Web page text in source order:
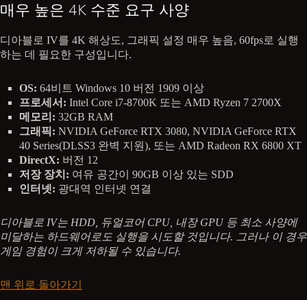
매우 높은 4K 수준 요구 사양
디아블로 IV를 4K 해상도, 그래픽 설정 매우 높음, 60fps로 실행
하는 데 필요한 구성입니다.
OS: 64비트 Windows 10 버전 1909 이상
프로세서: Intel Core i7-8700K 또는 AMD Ryzen 7 2700X
메모리: 32GB RAM
그래픽: NVIDIA GeForce RTX 3080, NVIDIA GeForce RTX
40 Series(DLSS3 완벽 지원), 또는 AMD Radeon RX 6800 XT
DirectX: 버전 12
저장 장치: 여유 공간이 90GB 이상 있는 SDD
인터넷: 광대역 인터넷 연결
디아블로 IV는 HDD, 듀얼코어 CPU, 내장 GPU 등 최소 사양에
미달하는 하드웨어로도 실행을 시도할 것입니다. 그러나 이 경우
게임 경험이 크게 저하될 수 있습니다.
맨 위로 돌아가기